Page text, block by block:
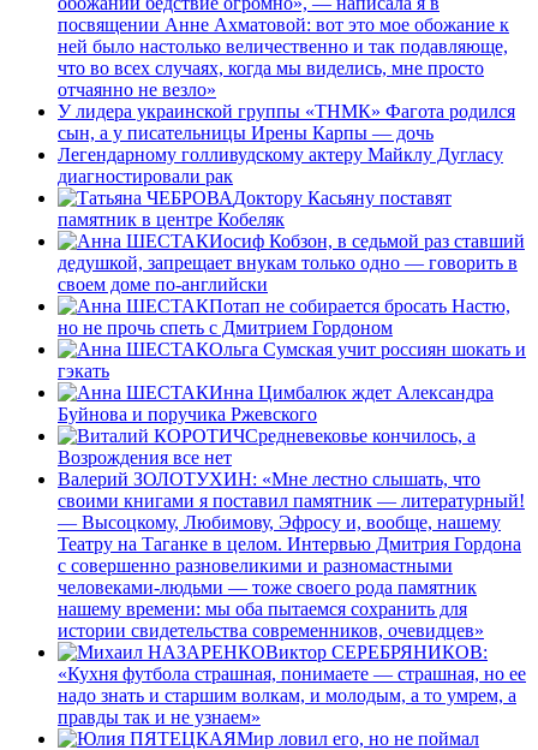
посвящении Анне Ахматовой: вот это мое обожание к
ней было настолько величественно и так подавляюще,
что во всех случаях, когда мы виделись, мне просто
отчаянно не везло»
У лидера украинской группы «ТНМК» Фагота родился
сын, а у писательницы Ирены Карпы — дочь
Легендарному голливудскому актеру Майклу Дугласу
диагностировали рак
Доктору Касьяну поставят
памятник в центре Кобеляк
Иосиф Кобзон, в седьмой раз ставший
дедушкой, запрещает внукам только одно — говорить в
своем доме по-английски
Потап не собирается бросать Настю,
но не прочь спеть с Дмитрием Гордоном
Ольга Сумская учит россиян шокать и
гэкать
Инна Цимбалюк ждет Александра
Буйнова и поручика Ржевского
Средневековье кончилось, а
Возрождения все нет
Валерий ЗОЛОТУХИН: «Мне лестно слышать, что
своими книгами я поставил памятник — литературный!
— Высоцкому, Любимову, Эфросу и, вообще, нашему
Театру на Таганке в целом. Интервью Дмитрия Гордона
с совершенно разновеликими и разномастными
человеками-людьми — тоже своего рода памятник
нашему времени: мы оба пытаемся сохранить для
истории свидетельства современников, очевидцев»
Виктор СЕРЕБРЯНИКОВ:
«Кухня футбола страшная, понимаете — страшная, но ее
надо знать и старшим волкам, и молодым, а то умрем, а
правды так и не узнаем»
Мир ловил его, но не поймал